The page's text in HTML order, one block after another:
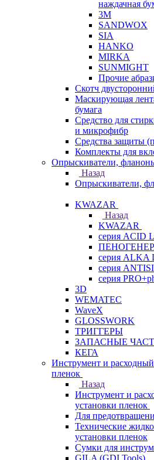
наждачная
3М
SANDWOX
SIA
HANKO
MIRKA
SUNMIGHT
Прочие
Скотч
Маскирующая
бумага
Средство для
и микрофибр
Средства защиты
Комплекты для
Опрыскиватели,
Назад
Опрыскиватели,
KWAZAR
Назад
KWAZAR
серия ACID
серия ALKA
серия
серия
3D
WEMATEC
WaveX
GLOSSWORK
ТРИГГЕРЫ
ЗАПАСНЫЕ
КЕГА
Инструмент и
пленок
Назад
Инструмент и
установки пленок
Для
Технические
установки пленок
Сумки для
GILA (GDI Tools)